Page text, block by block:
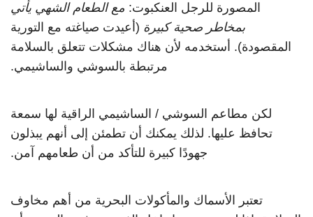
المصورة للرجل العنكبوت: مع الطعام الشهي يأتي
بمخاطر صحية كبيرة (أعيدت صياغته مع التورية
المقصودة). أستخدمه لأن هناك مشكلات تتعلق بالسلامة
مرتبطة بالسوشي والساشيمي.
لكن مطاعم السوشي / الساشيمي الراقية لها سمعة
تحافظ عليها. لذلك يمكنك أن تطمئن إلى أنهم يبذلون
جهودًا كبيرة للتأكد من أن طعامهم آمن.
تعتبر الأسماك والمأكولات البحرية من أهم مخاوف